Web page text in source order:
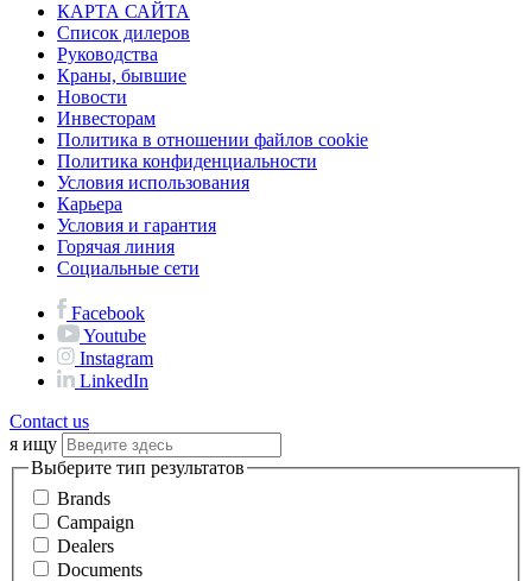
КАРТА САЙТА
Список дилеров
Руководства
Краны, бывшие
Новости
Инвесторам
Политика в отношении файлов cookie
Политика конфиденциальности
Условия использования
Карьера
Условия и гарантия
Горячая линия
Социальные сети
Facebook
Youtube
Instagram
LinkedIn
Contact us
я ищу
Выберите тип результатов
Brands
Campaign
Dealers
Documents